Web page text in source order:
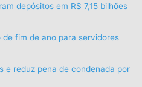
depósitos em R$ 7,15 bilhões
fim de ano para servidores
e reduz pena de condenada por